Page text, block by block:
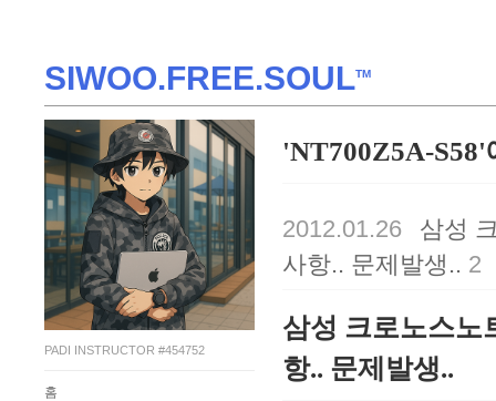
SIWOO.FREE.SOULTM
PADI INSTRUCTOR #454752
홈
'NT700Z5A-S58'
2012.01.26
삼성
사항.. 문제발생.. 2
삼성 크로노스노
항.. 문제발생..